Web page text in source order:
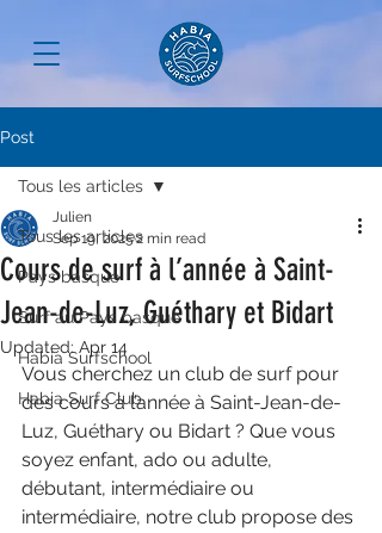
Post
Tous les articles
Pays basque
Surf au Pays basque
Habia Surfschool
Habia Surf Club
Tous les articles
Cours de surf à l’année à Saint-
Jean-de-Luz, Guéthary et Bidart
Julien
Sep 19, 20252 min read
Updated: Apr 14
Vous cherchez un club de surf pour
des cours à l’année à Saint-Jean-de-
Luz, Guéthary ou Bidart ? Que vous
soyez enfant, ado ou adulte,
débutant, intermédiaire ou
intermédiaire, notre club propose des